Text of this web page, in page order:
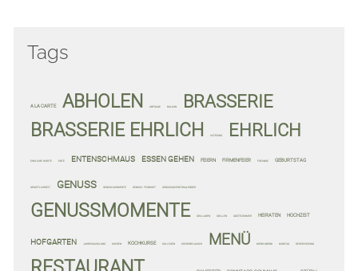
Tags
A LA CARTE ABHOLEN ANFRAGE BALKON
BRASSERIE
BRASSERIE EHRLICH
CATERING EHRLICH
EHRLICHE WORTE ENTE ENTENSCHMAUS ESSEN GEHEN FEIERN FIRMENFEIER FREUNDE GEBURTSTAG
GEMÜTLICHKEIT GENUSS GENUSS-MOMENTE GENUSS. FEINKOST GENUSSADVENTSKALENDER
GENUSSMOMENTE GRILLADEN GRILLEN GÄSTEZIMMER HEIRATEN HOCHZEIT
HOFGARTEN JAHRESAUSKLANG KOCHEN KOCHKURSE KOLLEGEN KÜCHENPLAUSCH MENÜ MENÜ-ABEND MONTAG RESERVIERUNG